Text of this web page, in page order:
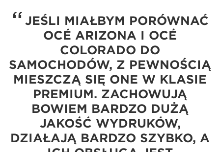
JEŚLI MIAŁBYM PORÓWNAĆ
OCÉ ARIZONA I OCÉ
COLORADO DO
SAMOCHODÓW, Z PEWNOŚCIĄ
MIESZCZĄ SIĘ ONE W KLASIE
PREMIUM. ZACHOWUJĄ
BOWIEM BARDZO DUŻĄ
JAKOŚĆ WYDRUKÓW,
DZIAŁAJĄ BARDZO SZYBKO, A